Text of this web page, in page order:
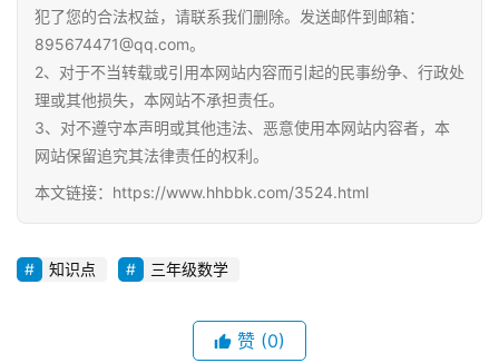
犯了您的合法权益，请联系我们删除。发送邮件到邮箱：
895674471@qq.com。
2、对于不当转载或引用本网站内容而引起的民事纷争、行政处
理或其他损失，本网站不承担责任。
3、对不遵守本声明或其他违法、恶意使用本网站内容者，本
网站保留追究其法律责任的权利。
本文链接：https://www.hhbbk.com/3524.html
知识点 三年级数学
赞 (0)